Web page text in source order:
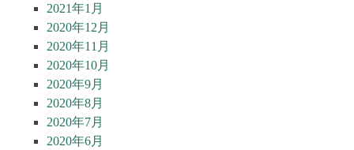
2021年1月
2020年12月
2020年11月
2020年10月
2020年9月
2020年8月
2020年7月
2020年6月